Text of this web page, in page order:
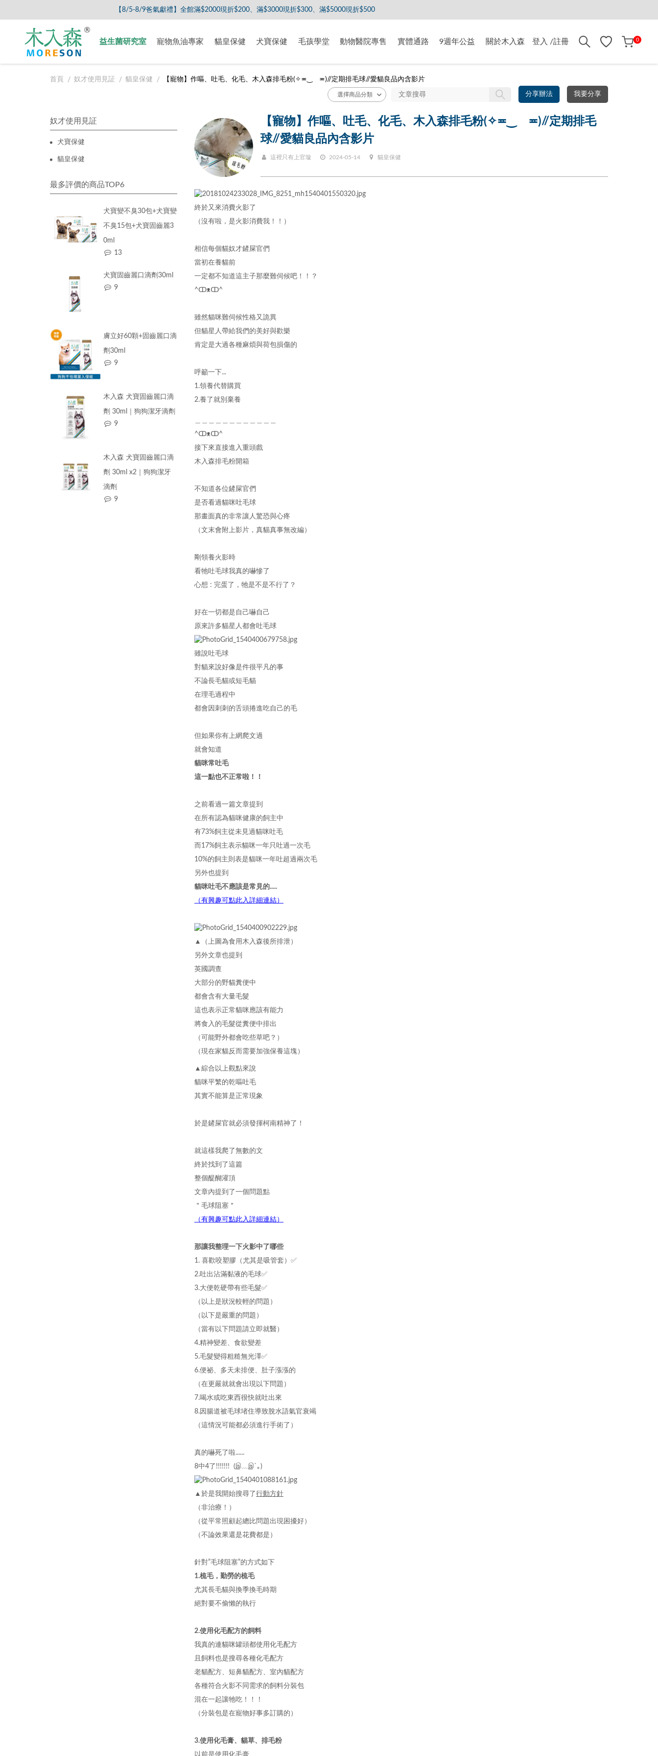
【8/5-8/9爸氣獻禮】全館滿$2000現折$200、滿$3000現折$300、滿$5000現折$500
益生菌研究室 寵物魚油專家 貓皇保健 犬寶保健 毛孩學堂 動物醫院專售 實體通路 9週年公益 關於木入森 登入 /註冊 0
首頁 奴才使用見証 貓皇保健 【寵物】作嘔、吐毛、化毛、木入森排毛粉(✧≖‿ゝ≖)//定期排毛球//愛貓良品內含影片
分享辦法 我要分享
奴才使用見証
犬寶保健
貓皇保健
最多評價的商品TOP6
犬寶變不臭30包+犬寶變
不臭15包+犬寶固齒麗3
0ml
13
犬寶固齒麗口滴劑30ml
9
膚立好60顆+固齒麗口滴
劑30ml
9
木入森 犬寶固齒麗口滴
劑 30ml｜狗狗潔牙滴劑
9
木入森 犬寶固齒麗口滴
劑 30ml x2｜狗狗潔牙
滴劑
9
【寵物】作嘔、吐毛、化毛、木入森排毛粉(✧≖‿ゝ≖)//定期排毛
球//愛貓良品內含影片
這裡只有上官璇 2024-05-14 貓皇保健
終於又來消費火影了
（沒有啦，是火影消費我！！）
相信每個貓奴才鏟屎官們
當初在養貓前
一定都不知道這主子那麼難伺候吧！！？
^ↀᴥↀ^
雖然貓咪難伺候性格又詭異
但貓星人帶給我們的美好與歡樂
肯定是大過各種麻煩與荷包損傷的
呼籲一下...
1.領養代替購買
2.養了就別棄養
^ↀᴥↀ^
接下來直接進入重頭戲
木入森排毛粉開箱
不知道各位鏟屎官們
是否看過貓咪吐毛球
那畫面真的非常讓人驚恐與心疼
（文末會附上影片，真貓真事無改編）
剛領養火影時
看牠吐毛球我真的嚇慘了
心想 : 完蛋了，牠是不是不行了？
好在一切都是自己嚇自己
原來許多貓星人都會吐毛球
雖說吐毛球
對貓來說好像是件很平凡的事
不論長毛貓或短毛貓
在理毛過程中
都會因刺刺的舌頭捲進吃自己的毛
但如果你有上網爬文過
就會知道
貓咪常吐毛
這一點也不正常啦！！
之前看過一篇文章提到
在所有認為貓咪健康的飼主中
有73%飼主從未見過貓咪吐毛
而17%飼主表示貓咪一年只吐過一次毛
10%的飼主則表是貓咪一年吐超過兩次毛
另外也提到
貓咪吐毛不應該是常見的.....
（有興趣可點此入詳細連結）
▲（上圖為食用木入森後所排泄）
另外文章也提到
英國調查
大部分的野貓糞便中
都會含有大量毛髮
這也表示正常貓咪應該有能力
將食入的毛髮從糞便中排出
（可能野外都會吃些草吧？）
（現在家貓反而需要加強保養這塊）
▲綜合以上觀點來說
貓咪平繁的乾嘔吐毛
其實不能算是正常現象
於是鏟屎官就必須發揮柯南精神了！
就這樣我爬了無數的文
終於找到了這篇
整個醍醐灌頂
文章內提到了一個問題點
＂毛球阻塞＂
（有興趣可點此入詳細連結）
那讓我整理一下火影中了哪些
1. 喜歡咬塑膠（尤其是吸管套）✅
2.吐出沾滿黏液的毛球✅
3.大便乾硬帶有些毛髮✅
（以上是狀況較輕的問題）
（以下是嚴重的問題）
（當有以下 問題請立即就醫）
4.精神變差、食欲變差
5.毛髮變得粗糙無光澤✅
6.便祕、多天未排便、肚子漲漲的
（在更嚴就就會出現以下 問題 ）
7.喝水或吃東西很快就吐出來
8.因腸道被毛球堵住導致脫水語氣官衰竭
（這情況可能都必須進行手術了）
真的嚇死了啦......
8中4了!!!!!!! (இ﹏இ`｡)
▲於是我開始搜尋了 行動方針
（非治療！）
（從平常照顧起總比問題出現困擾好）
（不論效果還是花費都是）
針對”毛球阻塞”的方式如下
1.梳毛，勤勞的梳毛
尤其長毛貓與換季換毛時期
絕對要不偷懶的執行
2.使用化毛配方的飼料
我真的連貓咪罐頭都使用化毛配方
且飼料也是搜尋各種化毛配方
老貓配方、短鼻貓配方、室內貓配方
各種符合火影不同需求的飼料分裝包
混在一起讓牠吃！！！
（分裝包是在寵物好事多訂購的）
3.使用化毛膏、貓草、排毛粉
以前是使用化毛膏